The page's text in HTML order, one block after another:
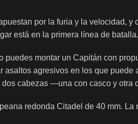
por la furia y la velocidad,
está en la primera línea de
puedes montar un Capitán con
asaltos agresivos en los que
cabezas —una con casco y
redonda Citadel de 40 mm.